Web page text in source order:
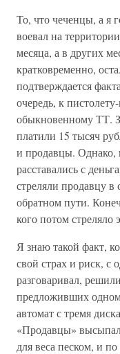
То, что чеченцы, а я
воевал на
месяца, а в других
кратковременно,
подтверждается
очередь, к
обыкновенному ТТ.
платили 15 тысяч
и продавцы. Однако,
расставались с
стреляли продавцу в
обратном пути.
кого потом стреляло
Я знаю такой факт,
свой страх и риск, с
разговаривал,
предложивших
автомат с тремя
«Продавцы»
для веса песком, и